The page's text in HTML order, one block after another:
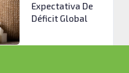
Expectativa De
Déficit Global